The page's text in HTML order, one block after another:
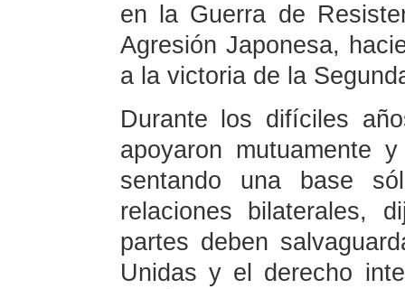
en la Guerra de
Agresión Japonesa,
a la victoria de la
Durante los difíciles
apoyaron mutuamente
sentando una base
relaciones bilaterales,
partes deben
Unidas y el derecho